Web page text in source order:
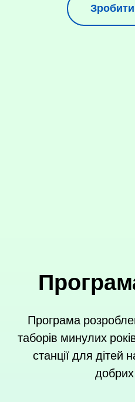
Програма
таборiв минулих
станції для дітей